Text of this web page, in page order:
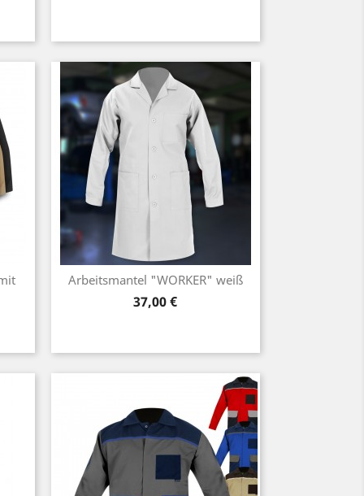
Arbeitsmantel "WORKER" weiß
Preis
37,00 €